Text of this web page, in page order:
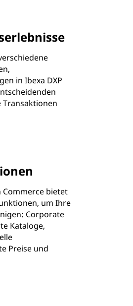
in Ibexa DXP
Transaktionen
Commerce bietet
um Ihre
Corporate
Kataloge,
Preise und